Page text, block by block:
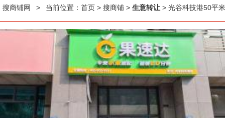
搜商铺网 > 当前位置： 首页 > 搜商铺 > 生意转让 > 光谷科‬技港50平